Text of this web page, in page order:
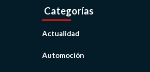
Categorías
Actualidad
Automoción